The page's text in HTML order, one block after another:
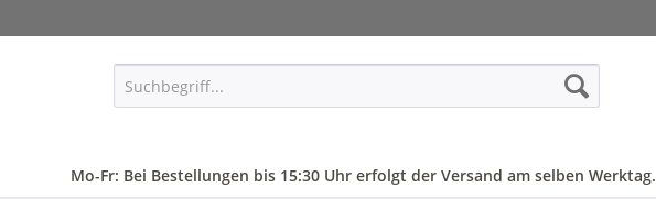
Mo-Fr: Bei Bestellungen bis 15:30 Uhr erfolgt der Versand am selben Werktag.